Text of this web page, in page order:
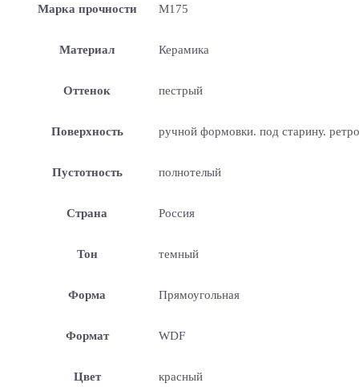
Марка прочности М175
Материал Керамика
Оттенок пестрый
Поверхность ручной формовки. под старину. ретро
Пустотность полнотелый
Страна Россия
Тон темный
Форма Прямоугольная
Формат WDF
Цвет красный